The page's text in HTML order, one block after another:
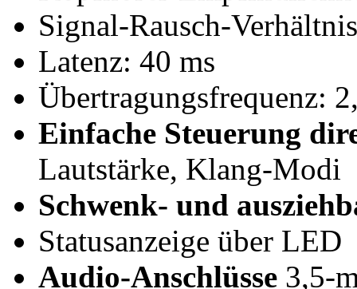
Signal-Rausch-
Latenz: 40 ms
Übertragungsfrequenz:
Einfache Steuerung
Lautstärke, Klang-Modi
Schwenk- und
Statusanzeige über LED
Audio-Anschlüsse 3,5-